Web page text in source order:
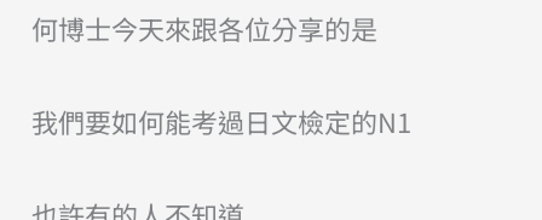
何博士今天來跟各位分享的是
我們要如何能考過日文檢定的N1